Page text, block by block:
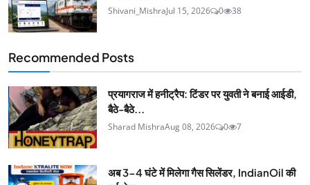
Shivani_MishraJul 15, 2026 0 38
Recommended Posts
प्रयागराज में हनीट्रैप: टिंडर पर युवती ने बनाई आईडी,
बैठे-बैठे...
Sharad MishraAug 08, 2026 0 7
अब 3-4 घंटे में मिलेगा गैस सिलेंडर, IndianOil की